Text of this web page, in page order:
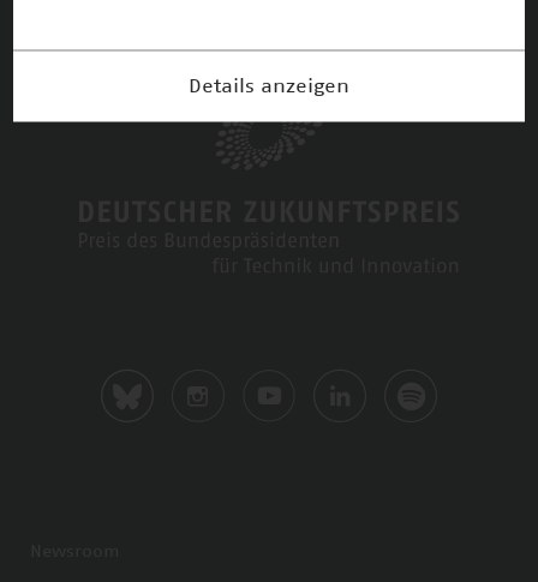
Details anzeigen